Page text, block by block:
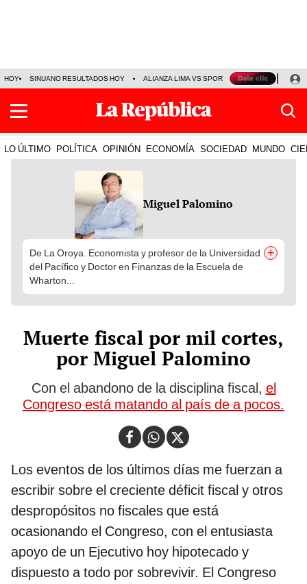
HOY SINUANO RESULTADOS HOY ALIANZA LIMA VS SPORT BOYS JORGE
LO ÚLTIMO POLÍTICA OPINIÓN ECONOMÍA SOCIEDAD MUNDO
Miguel Palomino
De La Oroya. Economista y profesor de la Universidad
del Pacífico y Doctor en Finanzas de la Escuela de
Wharton...
+
Muerte fiscal por mil cortes,
por Miguel Palomino
Con el abandono de la disciplina fiscal, el
Congreso está matando al país de a pocos.
Los eventos de los últimos días me fuerzan a
escribir sobre el creciente déficit fiscal y otros
despropósitos no fiscales que está
ocasionando el Congreso, con el entusiasta
apoyo de un Ejecutivo hoy hipotecado y
dispuesto a todo por sobrevivir. El Congreso